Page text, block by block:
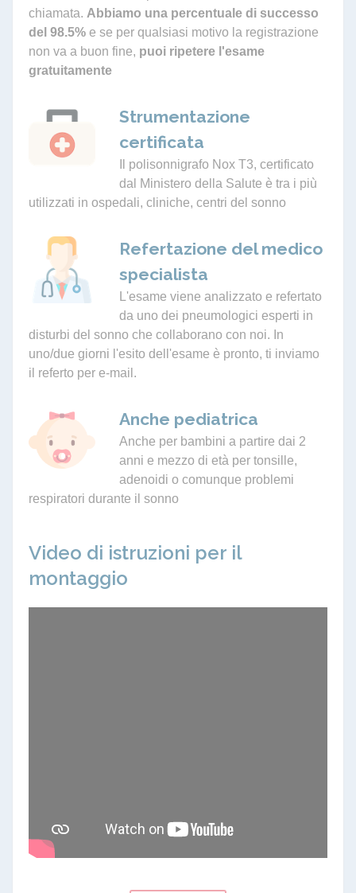
chiamata. Abbiamo una percentuale di successo
del 98.5% e se per qualsiasi motivo la registrazione
non va a buon fine, puoi ripetere l'esame
gratuitamente
Strumentazione
certificata
Il polisonnigrafo Nox T3, certificato
dal Ministero della Salute è tra i più
utilizzati in ospedali, cliniche, centri del sonno
Refertazione del medico
specialista
L'esame viene analizzato e refertato
da uno dei pneumologici esperti in
disturbi del sonno che collaborano con noi. In
uno/due giorni l'esito dell'esame è pronto, ti inviamo
il referto per e-mail.
Anche pediatrica
Anche per bambini a partire dai 2
anni e mezzo di età per tonsille,
adenoidi o comunque problemi
respiratori durante il sonno
Video di istruzioni per il
montaggio